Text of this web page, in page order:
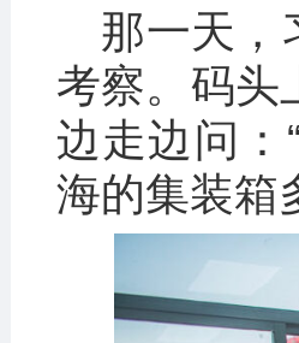
那一天，
考察。码头
边走边问
海的集装箱